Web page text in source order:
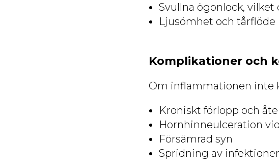
Svullna ögonlock,
Ljusömhet och tårflöde
Komplikationer och
Om inflammationen inte
Kroniskt förlopp och
Hornhinneulceration
Försämrad syn
Spridning av